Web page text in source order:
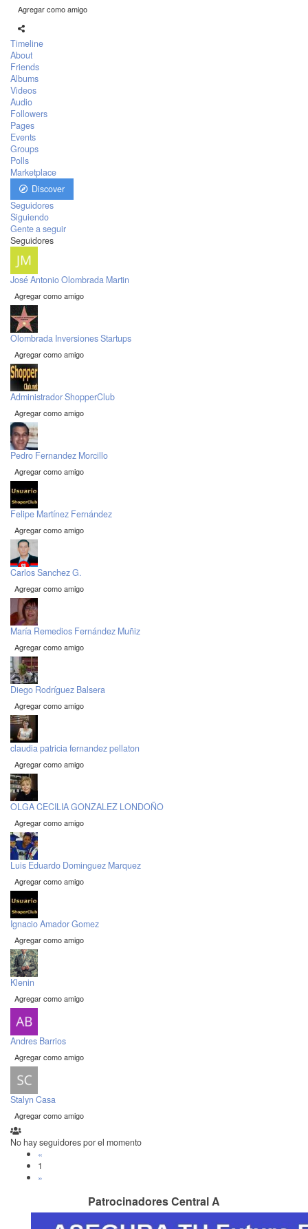
Agregar como amigo
Timeline
About
Friends
Albums
Videos
Audio
Followers
Pages
Events
Groups
Polls
Marketplace
Discover
Seguidores
Siguiendo
Gente a seguir
Seguidores
José Antonio Olombrada Martin
Agregar como amigo
Olombrada Inversiones Startups
Agregar como amigo
Administrador ShopperClub
Agregar como amigo
Pedro Fernandez Morcillo
Agregar como amigo
Felipe Martínez Fernández
Agregar como amigo
Carlos Sanchez G.
Agregar como amigo
María Remedios Fernández Muñiz
Agregar como amigo
Diego Rodríguez Balsera
Agregar como amigo
claudia patricia fernandez pellaton
Agregar como amigo
OLGA CECILIA GONZALEZ LONDOÑO
Agregar como amigo
Luis Eduardo Dominguez Marquez
Agregar como amigo
Ignacio Amador Gomez
Agregar como amigo
Klenin
Agregar como amigo
Andres Barrios
Agregar como amigo
Stalyn Casa
Agregar como amigo
No hay seguidores por el momento
«
1
»
Patrocinadores Central A